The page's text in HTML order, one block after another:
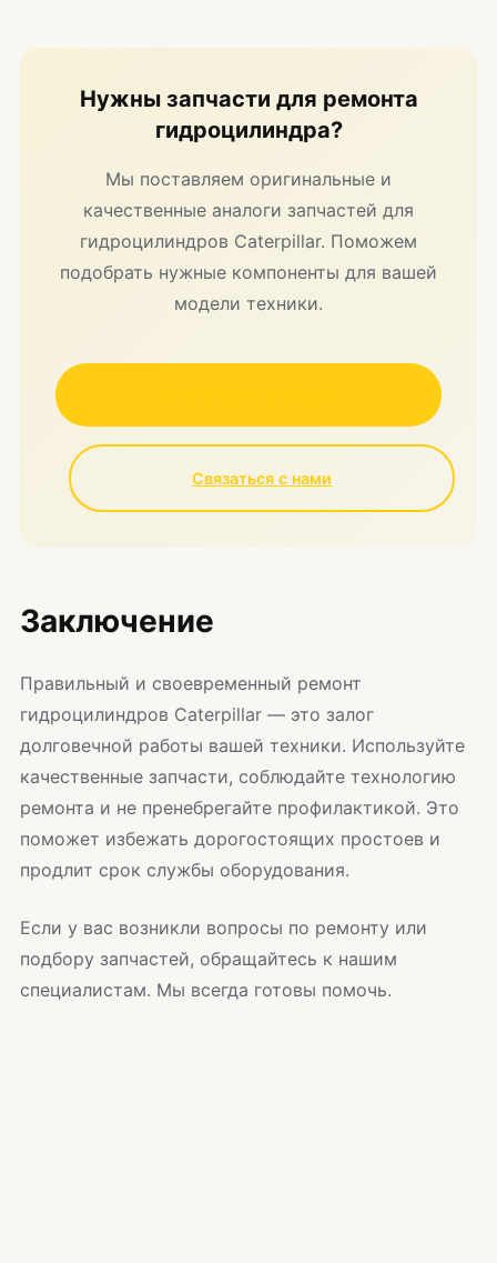
Нужны запчасти для ремонта
гидроцилиндра?
Мы поставляем оригинальные и
качественные аналоги запчастей для
гидроцилиндров Caterpillar. Поможем
подобрать нужные компоненты для вашей
модели техники.
Связаться с нами
Заключение
Правильный и своевременный ремонт
гидроцилиндров Caterpillar — это залог
долговечной работы вашей техники. Используйте
качественные запчасти, соблюдайте технологию
ремонта и не пренебрегайте профилактикой. Это
поможет избежать дорогостоящих простоев и
продлит срок службы оборудования.
Если у вас возникли вопросы по ремонту или
подбору запчастей, обращайтесь к нашим
специалистам. Мы всегда готовы помочь.